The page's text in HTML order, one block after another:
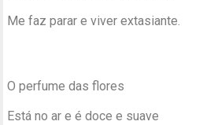
Me faz parar e viver extasiante.
O perfume das flores
Está no ar e é doce e suave